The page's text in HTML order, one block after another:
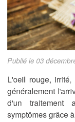
Publié le 03
L'oeil rouge, irrité,
généralement
d'un traitement
symptômes grâce